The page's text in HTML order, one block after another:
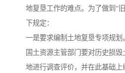
地复垦工作的难点。为了做到“
下规定：
一是要求编制土地复垦专项规
国土资源主管部门要对历史损
地进行调查评价，并在此基础